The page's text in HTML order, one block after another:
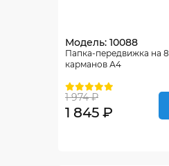
Модель: 10088
Папка-передвижка на
карманов А4
1 974 ₽
1 845 ₽